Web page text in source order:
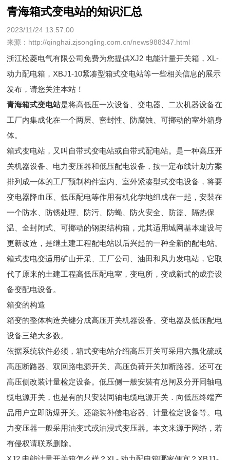
青海箱式变电站的知识汇总
2023/11/24 13:57:00
来源：http://qinghai.zjsongling.com.cn/news988347.html
浙江松菱电气有限公司免费为您提供XJ2 电能计量开关箱 ，XL-
动力配电箱，XBJ1-10紧凑型箱式变电站等一些相关信息的展示
发布，请您关注本站！
青海箱式变电站是将高低压一次设备、变电器、二次机器设备在
工厂内集成化在一个两层、密封性、防腐蚀、可挪动的室外箱身
体。
箱式变电站，又叫自带式变电站或自带式配电站。是一种高压开
关机器设备、电力变压器和低压配电设备，按一定布线计划方案
排列成一体的工厂预制构件室内、室外紧凑型式变电设备，将要
变电器降血压、低压配电等作用有机化学地组成在一起，安裝在
一个防水、防锈处理、防污、防蝇、防火安全、防盜、隔热保
温、全封闭式、可挪动的钢架结构箱，尤其适用城网基本建设与
更新改造，是继土建工程配电站以后兴起的一种全新的配电站。
箱式变电变适用矿山开采、工厂公司、油田和风力发电站，它取
代了原来的土建工程高低压配电室，变电所，变成新式的成套设
备变配电设备。
箱变的构造
箱变的整体构造关键分成高压开关机器设备、变电器及低压配电
设备三绝大多数。
依据系统软件必须，箱式变电站介绍高压开关可采用六氟化硫或
高压断路器、双回路电源开关、高压负荷开关加断路器。还可在
髙压侧改装计量检定设备。低压侧一般安裝有总闸及分开同轴电
缆电源开关，也是有的只安裝同轴电缆电源开关．向低压终端产
品用户立即防爆开关。还能装补偿电容器、计量检定设备等。电
力变压器一般采用油变式或油浸式变压器。本文来源于网络，若
有侵权请联系删除。